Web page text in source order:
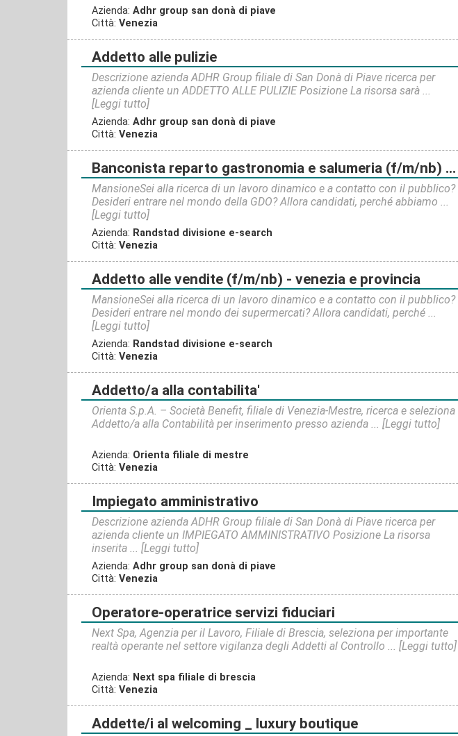
Azienda: Adhr group san donà di piave
Città: Venezia
addetto alle pulizie
Descrizione azienda ADHR Group filiale di San Donà di Piave ricerca per
azienda cliente un ADDETTO ALLE PULIZIE Posizione La risorsa sarà ...
[Leggi tutto]
Azienda: Adhr group san donà di piave
Città: Venezia
banconista reparto gastronomia e salumeria (f/m/nb) - venezia e provincia
MansioneSei alla ricerca di un lavoro dinamico e a contatto con il pubblico?
Desideri entrare nel mondo della GDO? Allora candidati, perché abbiamo ...
[Leggi tutto]
Azienda: Randstad divisione e-search
Città: Venezia
addetto alle vendite (f/m/nb) - venezia e provincia
MansioneSei alla ricerca di un lavoro dinamico e a contatto con il pubblico?
Desideri entrare nel mondo dei supermercati? Allora candidati, perché ...
[Leggi tutto]
Azienda: Randstad divisione e-search
Città: Venezia
addetto/a alla contabilita'
Orienta S.p.A. – Società Benefit, filiale di Venezia-Mestre, ricerca e seleziona
Addetto/a alla Contabilità per inserimento presso azienda ... [Leggi tutto]
Azienda: Orienta filiale di mestre
Città: Venezia
impiegato amministrativo
Descrizione azienda ADHR Group filiale di San Donà di Piave ricerca per
azienda cliente un IMPIEGATO AMMINISTRATIVO Posizione La risorsa
inserita ... [Leggi tutto]
Azienda: Adhr group san donà di piave
Città: Venezia
operatore-operatrice servizi fiduciari
Next Spa, Agenzia per il Lavoro, Filiale di Brescia, seleziona per importante
realtà operante nel settore vigilanza degli Addetti al Controllo ... [Leggi tutto]
Azienda: Next spa filiale di brescia
Città: Venezia
addette/i al welcoming _ luxury boutique